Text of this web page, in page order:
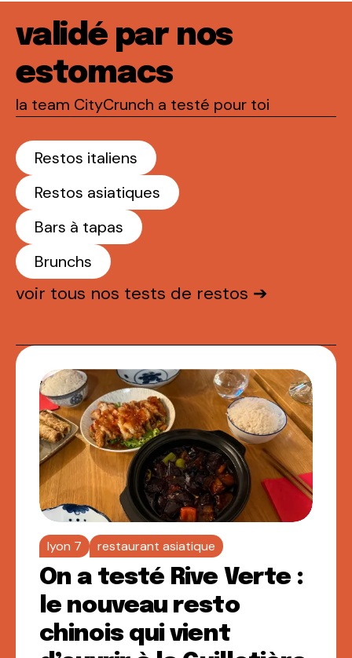
validé par nos
estomacs
la team CityCrunch a testé pour toi
Restos italiens
Restos asiatiques
Bars à tapas
Brunchs
voir tous nos tests de restos ➔
lyon 7 restaurant asiatique
On a testé Rive Verte :
le nouveau resto
chinois qui vient